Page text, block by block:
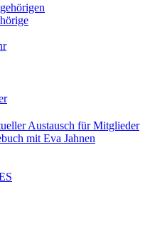
Austausch für Mitglieder
mit Eva Jahnen